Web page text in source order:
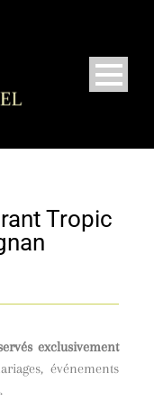
Tropic
exclusivement
événements
.